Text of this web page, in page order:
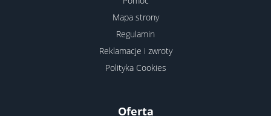
Mapa strony
Regulamin
Reklamacje i zwroty
Polityka Cookies
Oferta